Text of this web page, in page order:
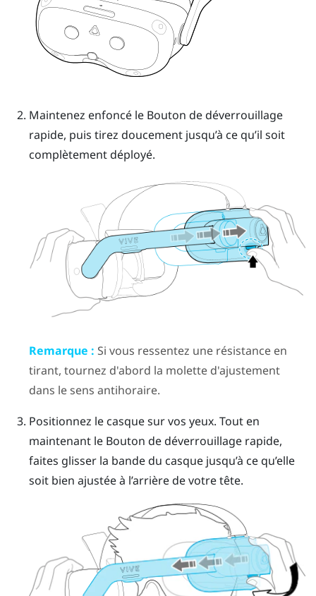
Maintenez enfoncé le Bouton de déverrouillage
rapide, puis tirez doucement jusqu’à ce qu’il soit
complètement déployé.
Remarque : Si vous ressentez une résistance en
tirant, tournez d'abord la molette d'ajustement
dans le sens antihoraire.
Positionnez le casque sur vos yeux. Tout en
maintenant le Bouton de déverrouillage rapide,
faites glisser la bande du casque jusqu’à ce qu’elle
soit bien ajustée à l’arrière de votre tête.